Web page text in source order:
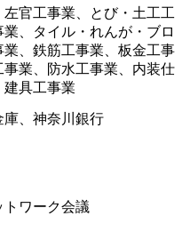
官工事業、とび・土工工
、タイル・れんが・ブロ
、鉄筋工事業、板金工事
業、防水工事業、内装仕
建具工事業
、神奈川銀行
ワーク会議